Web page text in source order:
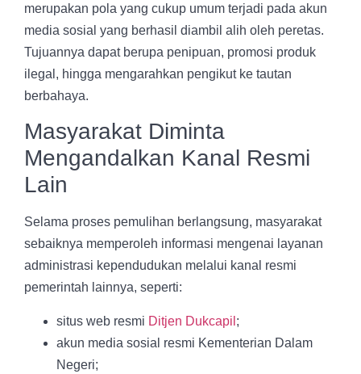
merupakan pola yang cukup umum terjadi pada akun
media sosial yang berhasil diambil alih oleh peretas.
Tujuannya dapat berupa penipuan, promosi produk
ilegal, hingga mengarahkan pengikut ke tautan
berbahaya.
Masyarakat Diminta
Mengandalkan Kanal Resmi
Lain
Selama proses pemulihan berlangsung, masyarakat
sebaiknya memperoleh informasi mengenai layanan
administrasi kependudukan melalui kanal resmi
pemerintah lainnya, seperti:
situs web resmi Ditjen Dukcapil ;
akun media sosial resmi Kementerian Dalam
Negeri;